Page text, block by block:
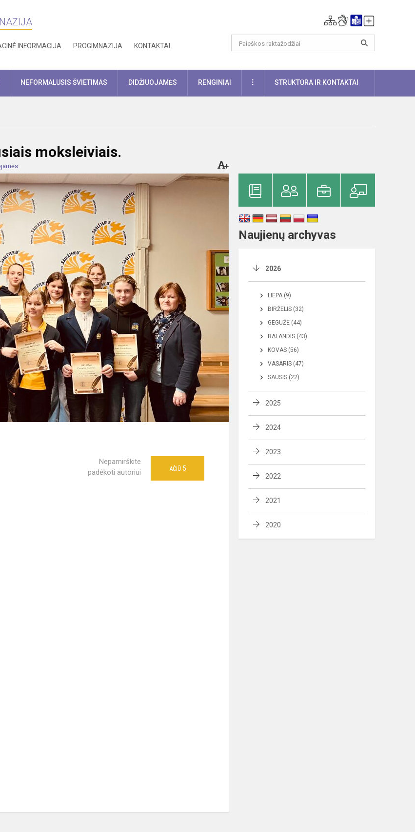
INFORMACIJA PROGIMNAZIJA KONTAKTAI
NEFORMALUSIS ŠVIETIMAS DIDŽIUOJAMĖS RENGINIAI DAUGIAUSTRUKTŪRA IR KONTAKTAI
moksleiviais.
Nepamirškite
padėkoti autoriui
AČIŪ 5
Naujienų archyvas
2026
LIEPA (9)
BIRŽELIS (32)
GEGUŽĖ (44)
BALANDIS (43)
KOVAS (56)
VASARIS (47)
SAUSIS (22)
2025
2024
2023
2022
2021
2020